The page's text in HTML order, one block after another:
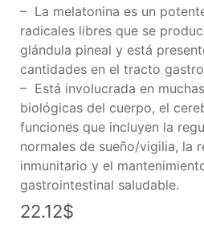
– La melatonina es un
radicales libres que se
glándula pineal y está
cantidades en el tracto
– Está involucrada en
biológicas del cuerpo, el
funciones que incluyen la
normales de sueño/vigilia, la
inmunitario y el
gastrointestinal saludable.
22.12$